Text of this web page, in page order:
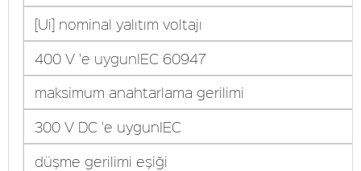
[Ui] nominal yalıtım voltajı
400 V 'e uygunIEC 60947
maksimum anahtarlama gerilimi
300 V DC 'e uygunIEC
düşme gerilimi eşiği